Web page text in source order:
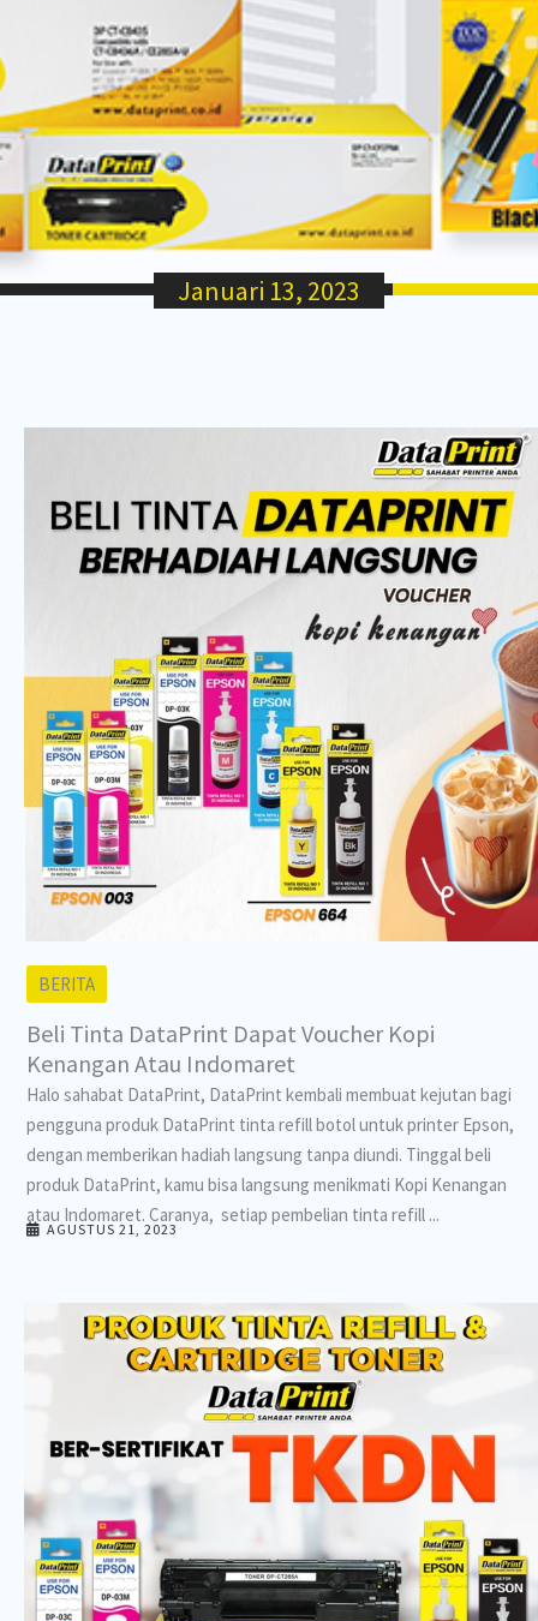
Januari 13, 2023
BERITA
Beli Tinta DataPrint Dapat Voucher Kopi
Kenangan Atau Indomaret
Halo sahabat DataPrint, DataPrint kembali membuat kejutan bagi
pengguna produk DataPrint tinta refill botol untuk printer Epson,
dengan memberikan hadiah langsung tanpa diundi. Tinggal beli
produk DataPrint, kamu bisa langsung menikmati Kopi Kenangan
atau Indomaret. Caranya, setiap pembelian tinta refill ...
AGUSTUS 21, 2023